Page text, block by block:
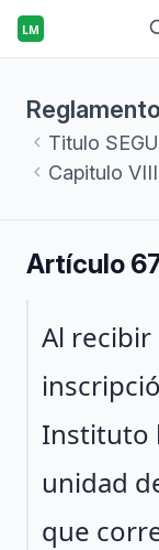
LM
Titulo
Capitulo VIII
Artículo
Párrafo 1
Al recibir
Instituto
unidad
que